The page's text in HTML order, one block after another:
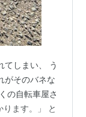
てしまい、 う
がそのバネな
の自転車屋さ
ます。」 と